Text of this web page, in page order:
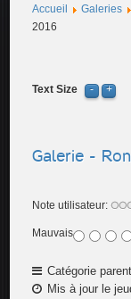
Accueil Galeries
2016
Text Size
Galerie -
Note utilisateur:
Mauvais
Catégorie
Mis à jour le